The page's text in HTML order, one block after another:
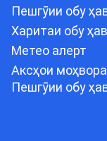
Пешгӯии обу
Харитаи обу
Метео алерт
Аксҳои
Пешгӯии обу